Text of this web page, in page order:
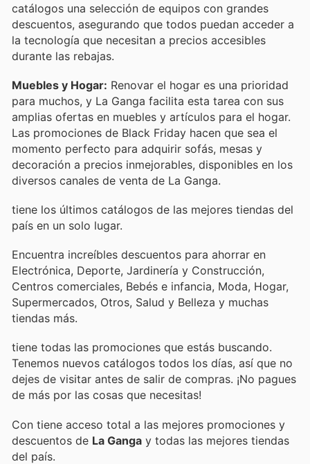
catálogos una selección de equipos con grandes
descuentos, asegurando que todos puedan acceder a
la tecnología que necesitan a precios accesibles
durante las rebajas.
Muebles y Hogar: Renovar el hogar es una prioridad
para muchos, y La Ganga facilita esta tarea con sus
amplias ofertas en muebles y artículos para el hogar.
Las promociones de Black Friday hacen que sea el
momento perfecto para adquirir sofás, mesas y
decoración a precios inmejorables, disponibles en los
diversos canales de venta de La Ganga.
tiene los últimos catálogos de las mejores tiendas del
país en un solo lugar.
Encuentra increíbles descuentos para ahorrar en
Electrónica, Deporte, Jardinería y Construcción,
Centros comerciales, Bebés e infancia, Moda, Hogar,
Supermercados, Otros, Salud y Belleza y muchas
tiendas más.
tiene todas las promociones que estás buscando.
Tenemos nuevos catálogos todos los días, así que no
dejes de visitar antes de salir de compras. ¡No pagues
de más por las cosas que necesitas!
Con tiene acceso total a las mejores promociones y
descuentos de La Ganga y todas las mejores tiendas
del país.